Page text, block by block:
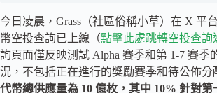
今日凌晨，Grass（社區俗稱小草）在 X 平
幣空投查詢已上線（點擊此處跳轉空投查詢
詢頁面僅反映測試 Alpha 賽季和第 1-7 賽季
況，不包括正在進行的獎勵賽季和待公佈分
代幣總供應量為 10 億枚，其中 10% 針對第